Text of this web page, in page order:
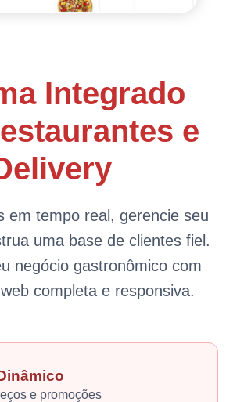
Integrado
e
em tempo real, gerencie seu
uma base de clientes fiel.
negócio gastronômico com
completa e responsiva.
e promoções